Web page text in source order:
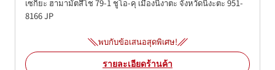
เซกิยะ ฮามามัตสึโช 79-1 ชูโอ-คุ เมืองนีงาตะ จังหวัดนีงะตะ 951-
8166JP
พบกับข้อเสนอสุดพิเศษ!
รายละเอียดร้านค้า